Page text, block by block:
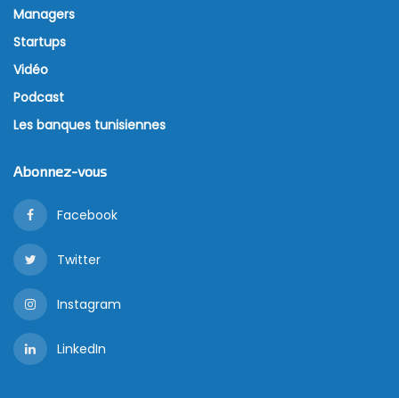
Managers
Startups
Vidéo
Podcast
Les banques tunisiennes
Abonnez-vous
Facebook
Twitter
Instagram
LinkedIn